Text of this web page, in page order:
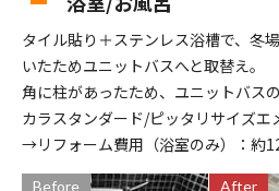
タイル貼り＋ステンレス浴槽で、冬
いたためユニットバスへと取替え。
角に柱があったため、ユニットバス
カラスタンダード/ピッタリサイズエ
→リフォーム費用（浴室のみ）：約
Before After